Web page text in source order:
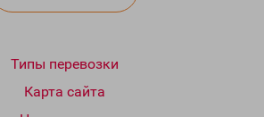
Типы перевозки
Карта сайта